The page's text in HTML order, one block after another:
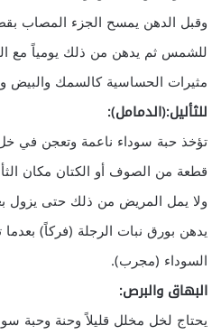
وقبل الدهن يمسح الجزء المصاب
للشمس ثم يدهن من ذلك يومياً مع
مثيرات الحساسية كالسمك والبيض
للثأليل:(الدمامل):
تؤخذ حبة سوداء ناعمة وتعجن في
قطعة من الصوف أو الكتان مكان
ولا يمل المريض من ذلك حتى يزول
يدهن بورق نبات الرجلة (فركاً)
السوداء (مجرب).
البهاق والبرص:
يحتاج لخل مخلل قليلاً وحنة وحبة